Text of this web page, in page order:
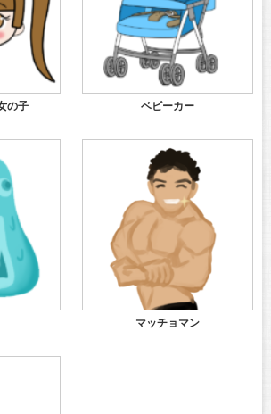
の子 ベビーカー
マッチョマン